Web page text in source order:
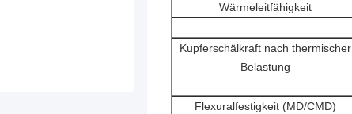
Wärmeleitfähigkeit
Kupferschälkraft nach thermischer
Belastung
Flexuralfestigkeit (MD/CMD)